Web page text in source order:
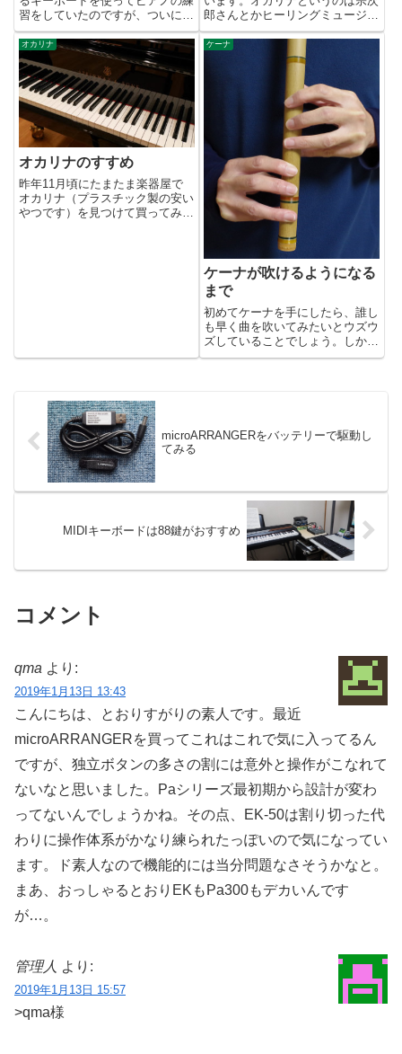
習をしていたのですが、ついに電
子ピアノを購入しました。やっぱ
り本格的にやるにはキーボードで
は無理があります。まず鍵盤の数
が足りません。今使っているシン
セ（KORG TRITON p...
郎さんとかヒーリングミュージッ
クの分野でも使われているよう
に、とても優しくて素朴な音色が
します。心癒される音ですので、
これを自分の曲にも使ってみたい
と思って練習しています。もとも
オカリナ
オカリナのすすめ
昨年11月頃にたまたま楽器屋で
オカリナ（プラスチック製の安い
やつです）を見つけて買ってみた
ケーナ
ケーナが吹けるようになる
まで
初めてケーナを手にしたら、誰し
も早く曲を吹いてみたいとウズウ
ズしていることでしょう。しかし
ケーナはオカリナと違ってちょっ
よ...
microARRANGERをバッテリーで駆動し
てみる
MIDIキーボードは88鍵がおすすめ
コメント
qma より:
2019年1月13日 13:43
こんにちは、とおりすがりの素人です。最近
microARRANGERを買ってこれはこれで気に入ってるん
ですが、独立ボタンの多さの割には意外と操作がこなれて
ないなと思いました。Paシリーズ最初期から設計が変わ
ってないんでしょうかね。その点、EK-50は割り切った代
わりに操作体系がかなり練られたっぽいので気になってい
ます。ド素人なので機能的には当分問題なさそうかなと。
まあ、おっしゃるとおりEKもPa300もデカいんです
が…。
管理人 より:
2019年1月13日 15:57
>qma様